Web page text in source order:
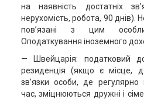
на наявність достатніх
нерухомість, робота, 90 днів).
пов’язані з цим
Оподаткування іноземного
— Швейцарія: податковий
резиденція (якщо є місце,
зв’язки особи, де
час, зміцнюються дружні і